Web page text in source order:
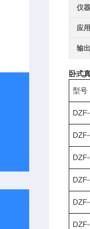
仪
应
输
卧式
型号